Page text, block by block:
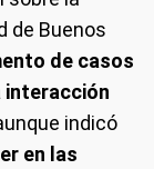
de Buenos
de casos
interacción
indicó
en las